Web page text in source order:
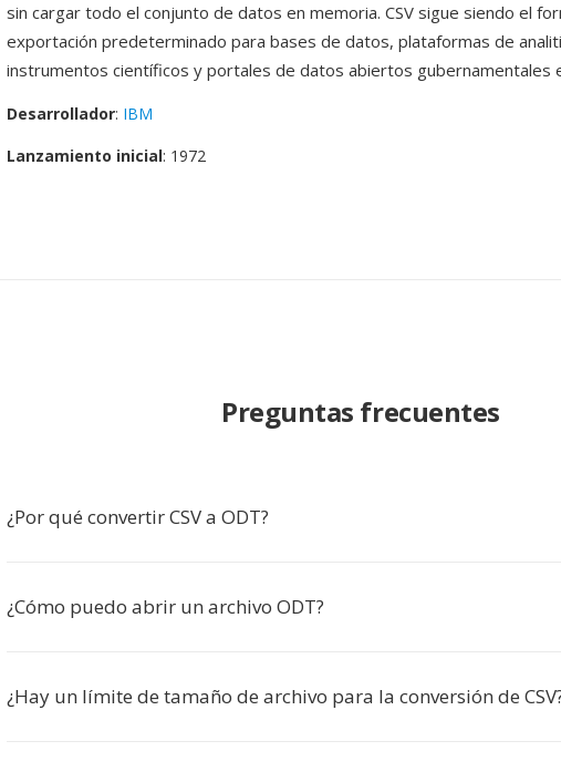
sin cargar todo el conjunto de datos en memoria. CSV sigue siendo el
exportación predeterminado para bases de datos, plataformas de
instrumentos científicos y portales de datos abiertos gubernamentales
Desarrollador: IBM
Lanzamiento inicial: 1972
Preguntas frecuentes
¿Por qué convertir CSV a ODT?
¿Cómo puedo abrir un archivo ODT?
¿Hay un límite de tamaño de archivo para la conversión de